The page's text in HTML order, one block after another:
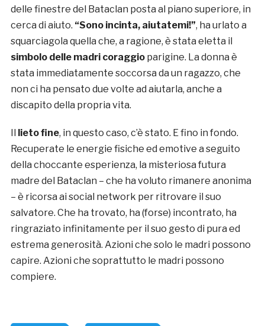
delle finestre del Bataclan posta al piano superiore, in
cerca di aiuto. “Sono incinta, aiutatemi!”, ha urlato a
squarciagola quella che, a ragione, è stata eletta il
simbolo delle madri coraggioparigine. La donna è
stata immediatamente soccorsa da un ragazzo, che
non ci ha pensato due volte ad aiutarla, anche a
discapito della propria vita.
lieto fine, in questo caso, c’è stato. E fino in fondo.
Recuperate le energie fisiche ed emotive a seguito
della choccante esperienza, la misteriosa futura
madre del Bataclan – che ha voluto rimanere anonima
– è ricorsa ai social network per ritrovare il suo
salvatore. Che ha trovato, ha (forse) incontrato, ha
ringraziato infinitamente per il suo gesto di pura ed
estrema generosità. Azioni che solo le madri possono
capire. Azioni che soprattutto le madri possono
compiere.